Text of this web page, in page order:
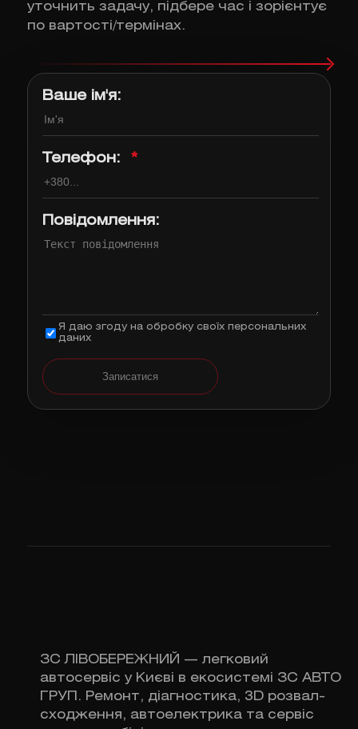
уточнить задачу, підбере час і зорієнтує
по вартості/термінах.
Ваше ім'я:
Телефон: *
Повідомлення:
Я даю згоду на обробку своїх персональних
даних
Записатися
ЗС ЛІВОБЕРЕЖНИЙ — легковий
автосервіс у Києві в екосистемі ЗС АВТО
ГРУП. Ремонт, діагностика, 3D розвал-
сходження, автоелектрика та сервіс